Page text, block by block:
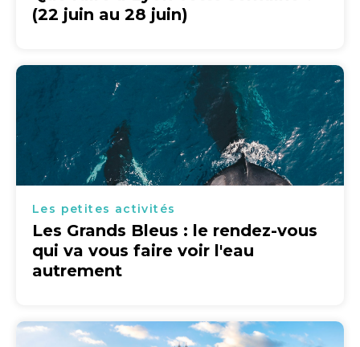
(22 juin au 28 juin)
Les petites activités
Les Grands Bleus : le rendez-vous
qui va vous faire voir l'eau
autrement